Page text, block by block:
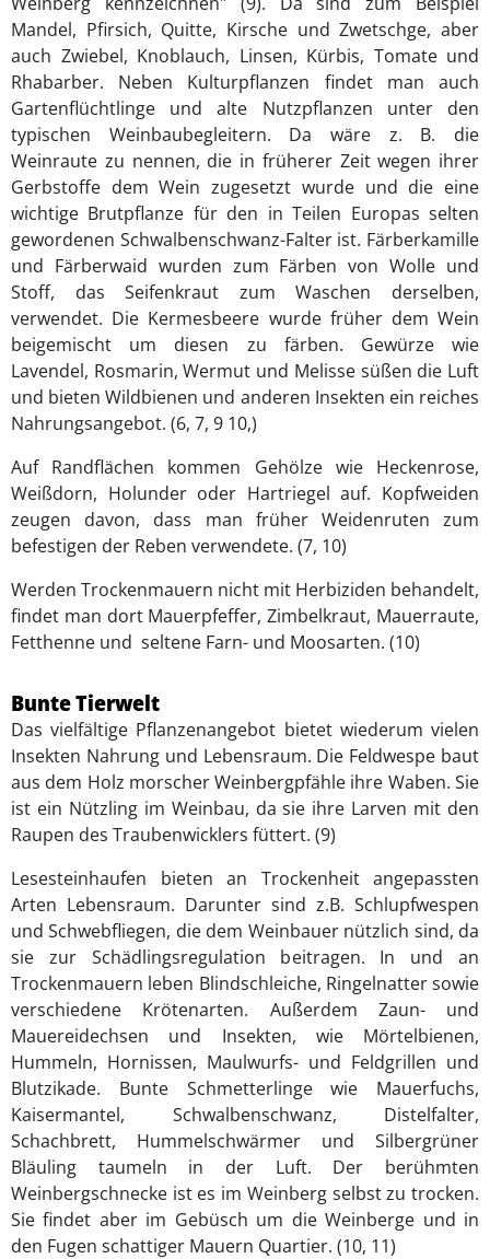
Mandel, Pfirsich, Quitte, Kirsche und Zwetschge, aber
auch Zwiebel, Knoblauch, Linsen, Kürbis, Tomate und
Rhabarber. Neben Kulturpflanzen findet man auch
Gartenflüchtlinge und alte Nutzpflanzen unter den
typischen Weinbaubegleitern. Da wäre z. B. die
Weinraute zu nennen, die in früherer Zeit wegen ihrer
Gerbstoffe dem Wein zugesetzt wurde und die eine
wichtige Brutpflanze für den in Teilen Europas selten
gewordenen Schwalbenschwanz-Falter ist. Färberkamille
und Färberwaid wurden zum Färben von Wolle und
Stoff, das Seifenkraut zum Waschen derselben,
verwendet. Die Kermesbeere wurde früher dem Wein
beigemischt um diesen zu färben. Gewürze wie
Lavendel, Rosmarin, Wermut und Melisse süßen die Luft
und bieten Wildbienen und anderen Insekten ein reiches
Nahrungsangebot. (6, 7, 9 10,)
Auf Randflächen kommen Gehölze wie Heckenrose,
Weißdorn, Holunder oder Hartriegel auf. Kopfweiden
zeugen davon, dass man früher Weidenruten zum
befestigen der Reben verwendete. (7, 10)
Werden Trockenmauern nicht mit Herbiziden behandelt,
findet man dort Mauerpfeffer, Zimbelkraut, Mauerraute,
Fetthenne und seltene Farn- und Moosarten. (10)
Bunte Tierwelt
Das vielfältige Pflanzenangebot bietet wiederum vielen
Insekten Nahrung und Lebensraum. Die Feldwespe baut
aus dem Holz morscher Weinbergpfähle ihre Waben. Sie
ist ein Nützling im Weinbau, da sie ihre Larven mit den
Raupen des Traubenwicklers füttert. (9)
Lesesteinhaufen bieten an Trockenheit angepassten
Arten Lebensraum. Darunter sind z.B. Schlupfwespen
und Schwebfliegen, die dem Weinbauer nützlich sind, da
sie zur Schädlingsregulation beitragen. In und an
Trockenmauern leben Blindschleiche, Ringelnatter sowie
verschiedene Krötenarten. Außerdem Zaun- und
Mauereidechsen und Insekten, wie Mörtelbienen,
Hummeln, Hornissen, Maulwurfs- und Feldgrillen und
Blutzikade. Bunte Schmetterlinge wie Mauerfuchs,
Kaisermantel, Schwalbenschwanz, Distelfalter,
Schachbrett, Hummelschwärmer und Silbergrüner
Bläuling taumeln in der Luft. Der berühmten
Weinbergschnecke ist es im Weinberg selbst zu trocken.
Sie findet aber im Gebüsch um die Weinberge und in
den Fugen schattiger Mauern Quartier. (10, 11)